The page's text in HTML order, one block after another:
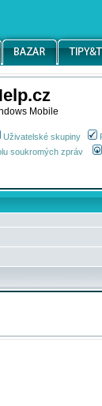
Mobile
Uživatelské skupiny
soukromých zpráv